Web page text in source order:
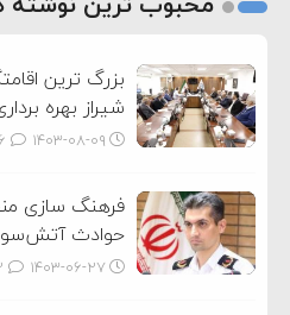
بزرگ ترین
شیراز بهره
۱۴۰۳-۰۸-۰۹
حوادث
۱۴۰۳-۰۶-۲۷